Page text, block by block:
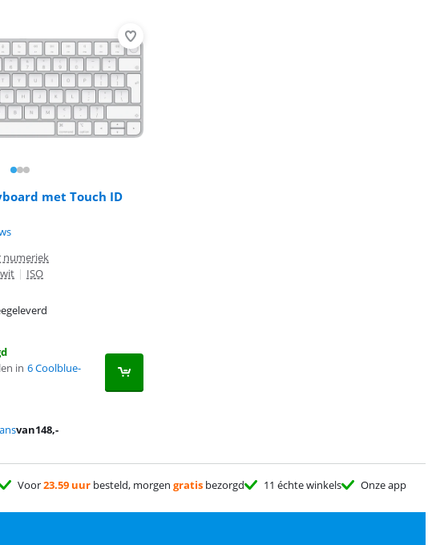
met Touch ID
numeriek
| ISO
in 6 Coolblue-
van148,-
Voor23.59 uur besteld, morgen gratis bezorgd 11 échte winkels Onze app